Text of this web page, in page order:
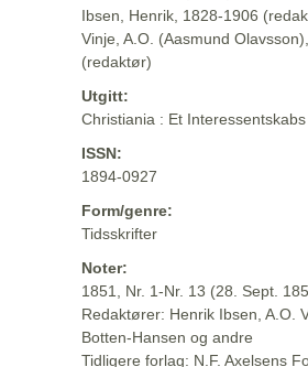
Ibsen, Henrik, 1828-1906
Vinje, A.O. (Aasmund
(redaktør)
Utgitt:
Christiania : Et
ISSN:
1894-0927
Form/genre:
Tidsskrifter
Noter:
1851, Nr. 1-Nr. 13 (28. Sept.
Redaktører: Henrik Ibsen, A.O.
Botten-Hansen og andre
Tidligere forlag: N.F. Axelsens